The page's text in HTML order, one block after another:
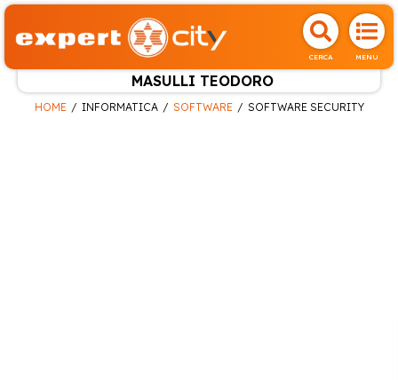
CERCA MENU
MASULLI TEODORO
HOME INFORMATICA SOFTWARE SOFTWARE SECURITY